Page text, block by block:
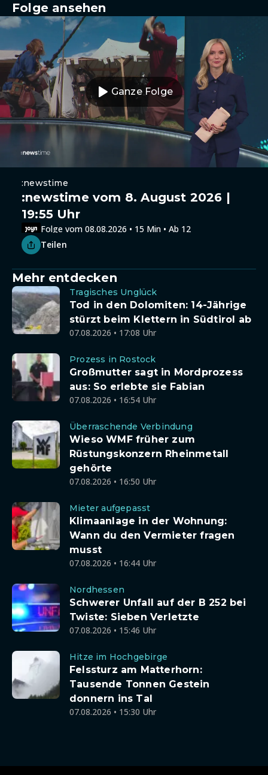
Folge ansehen
Ganze Folge
:newstime
:newstime vom 8. August 2026 |
19:55 Uhr
Folge vom 08.08.2026 • 15 Min • Ab 12
Teilen
Mehr entdecken
Tragisches Unglück
Tod in den Dolomiten: 14-Jährige
stürzt beim Klettern in Südtirol ab
07.08.2026 • 17:08 Uhr
Prozess in Rostock
Großmutter sagt in Mordprozess
aus: So erlebte sie Fabian
07.08.2026 • 16:54 Uhr
Überraschende Verbindung
Wieso WMF früher zum
Rüstungskonzern Rheinmetall
gehörte
07.08.2026 • 16:50 Uhr
Mieter aufgepasst
Klimaanlage in der Wohnung:
Wann du den Vermieter fragen
musst
07.08.2026 • 16:44 Uhr
Nordhessen
Schwerer Unfall auf der B 252 bei
Twiste: Sieben Verletzte
07.08.2026 • 15:46 Uhr
Hitze im Hochgebirge
Felssturz am Matterhorn:
Tausende Tonnen Gestein
donnern ins Tal
07.08.2026 • 15:30 Uhr